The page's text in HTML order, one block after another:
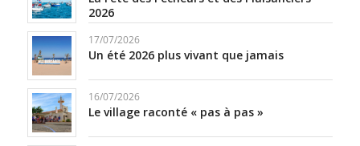
2026
17/07/2026
Un été 2026 plus vivant que jamais
16/07/2026
Le village raconté « pas à pas »